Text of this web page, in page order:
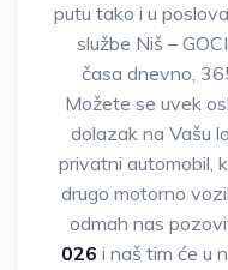
putu tako i u
službe Niš –
časa dnevno,
Možete se uvek
dolazak na Vašu
privatni automobil,
drugo motorno
odmah nas
026 i naš tim će u